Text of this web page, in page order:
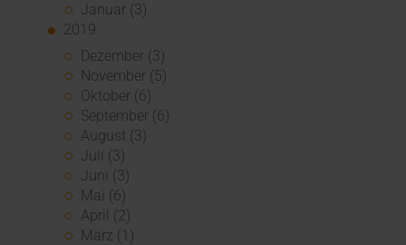
Januar (3)
2019
Dezember (3)
November (5)
Oktober (6)
September (6)
August (3)
Juli (3)
Juni (3)
Mai (6)
April (2)
März (1)